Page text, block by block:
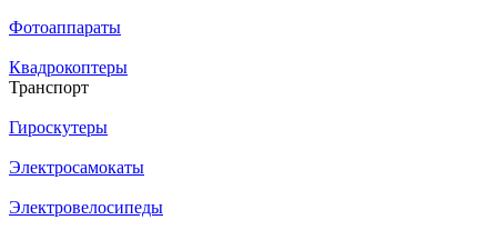
Фотоаппараты
Квадрокоптеры
Транспорт
Гироскутеры
Электросамокаты
Электровелосипеды